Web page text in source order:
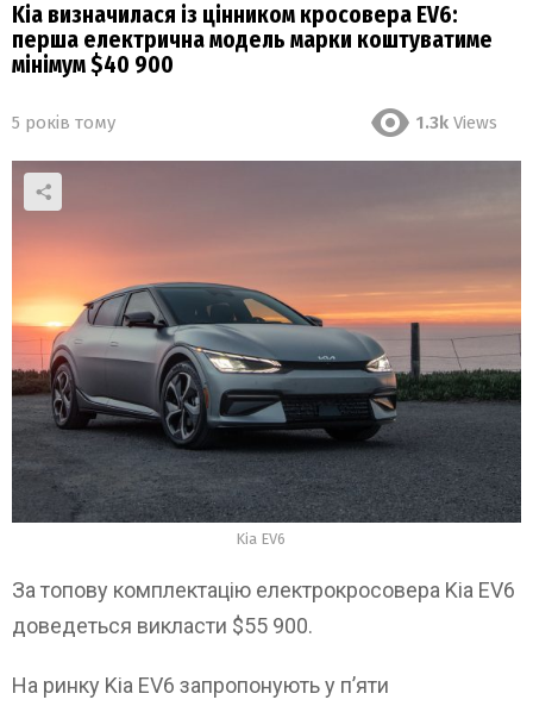
Kia визначилася із цінником кросовера EV6:
перша електрична модель марки коштуватиме
мінімум $40 900
5 років тому 1.3k Views
Kia EV6
За топову комплектацію електрокросовера Kia EV6
доведеться викласти $55 900.
На ринку Kia EV6 запропонують у п’яти